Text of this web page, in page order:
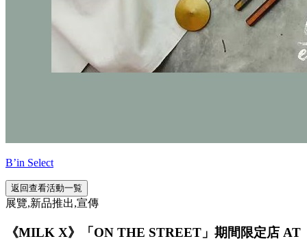
B’in Select
返回查看活動一覧
展覽,新品推出,宣傳
《MILK X》「ON THE STREET」期間限定店 AT